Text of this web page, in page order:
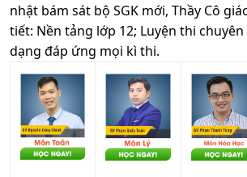
nhật bám sát bộ SGK mới, Thầy Cô
tiết: Nền tảng lớp 12; Luyện thi chuyên
dạng đáp ứng mọi kì thi.